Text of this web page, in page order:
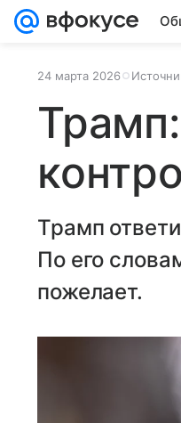
24 марта 2026
Трамп
По его
пожелает.